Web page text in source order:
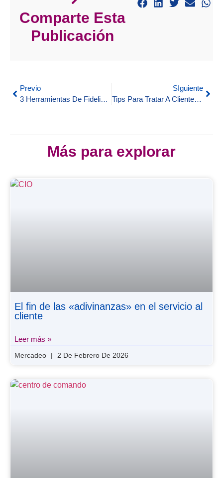
Comparte Esta
Publicación
Previo
3 Herramientas De Fidelización Para Retener Más Clientes E Impulsar El Éxito De Tu Contact Center
SIguiente
Tips Para Tratar A Clientes Disgustados
Más para explorar
El fin de las «adivinanzas» en el servicio al
cliente
Leer más »
Mercadeo 2 De Febrero De 2026